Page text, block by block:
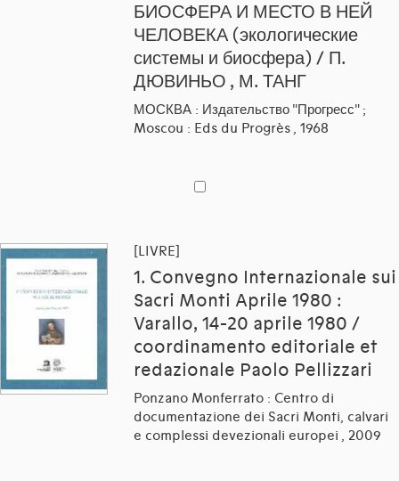
БИОСФЕРА И МЕСТО В НЕЙ
ЧЕЛОВЕКА (экологические
системы и биосфера) / П.
ДЮВИНЬО , М. ТАНГ
МОСКВА : Издательство "Прогресс" ;
Moscou : Eds du Progrès , 1968
[LIVRE]
1. Convegno Internazionale sui
Sacri Monti Aprile 1980 :
Varallo, 14-20 aprile 1980 /
coordinamento editoriale et
redazionale Paolo Pellizzari
Ponzano Monferrato : Centro di
documentazione dei Sacri Monti, calvari
e complessi devezionali europei , 2009